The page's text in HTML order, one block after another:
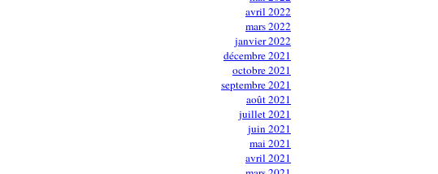
avril 2022
mars 2022
janvier 2022
décembre 2021
octobre 2021
septembre 2021
août 2021
juillet 2021
juin 2021
mai 2021
avril 2021